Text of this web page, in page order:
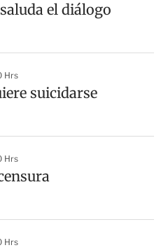
el diálogo
Hrs
suicidarse
Hrs
Hrs